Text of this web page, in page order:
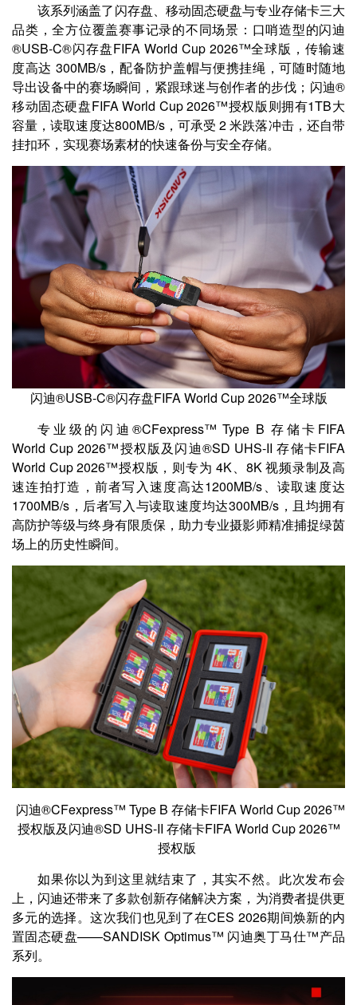
该系列涵盖了闪存盘、移动固态硬盘与专业存储卡三大
品类，全方位覆盖赛事记录的不同场景：口哨造型的闪迪
®USB‑C®闪存盘FIFA World Cup 2026™全球版，传输速
度高达 300MB/s，配备防护盖帽与便携挂绳，可随时随地
导出设备中的赛场瞬间，紧跟球迷与创作者的步伐；闪迪®
移动固态硬盘FIFA World Cup 2026™授权版则拥有1TB大
容量，读取速度达800MB/s，可承受 2 米跌落冲击，还自带
挂扣环，实现赛场素材的快速备份与安全存储。
闪迪®USB‑C®闪存盘FIFA World Cup 2026™全球版
专业级的闪迪®CFexpress™ Type B 存储卡FIFA
World Cup 2026™授权版及闪迪®SD UHS‑II 存储卡FIFA
World Cup 2026™授权版，则专为 4K、8K 视频录制及高
速连拍打造，前者写入速度高达1200MB/s、读取速度达
1700MB/s，后者写入与读取速度均达300MB/s，且均拥有
高防护等级与终身有限质保，助力专业摄影师精准捕捉绿茵
场上的历史性瞬间。
闪迪®CFexpress™ Type B 存储卡FIFA World Cup 2026™
授权版及闪迪®SD UHS‑II 存储卡FIFA World Cup 2026™
授权版
如果你以为到这里就结束了，其实不然。此次发布会
上，闪迪还带来了多款创新存储解决方案，为消费者提供更
多元的选择。这次我们也见到了在CES 2026期间焕新的内
置固态硬盘——SANDISK Optimus™ 闪迪奥丁马仕™产品
系列。